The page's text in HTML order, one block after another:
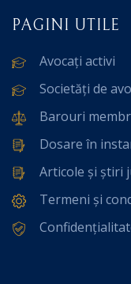
PAGINI UTILE
Avocați activi
Societăți de
Barouri
Dosare în
Articole și știri
Termeni și